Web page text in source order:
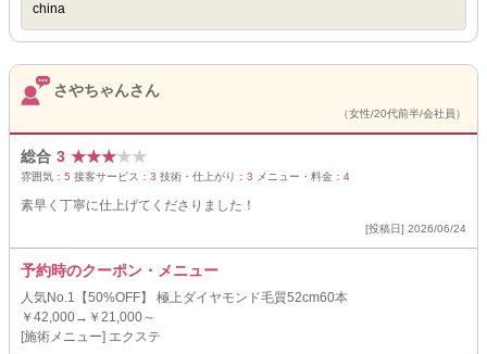
china
さやちゃんさん
（女性/20代前半/会社員）
総合 3 ★★★★★
雰囲気： 5 接客サービス： 3 技術・仕上がり： 3 メニュー・料金： 4
素早く丁寧に仕上げてくださりました！
[投稿日] 2026/06/24
予約時のクーポン・メニュー
人気No.1【50%OFF】 極上ダイヤモンド毛質52cm60本
￥42,000→￥21,000～
[施術メニュー] エクステ